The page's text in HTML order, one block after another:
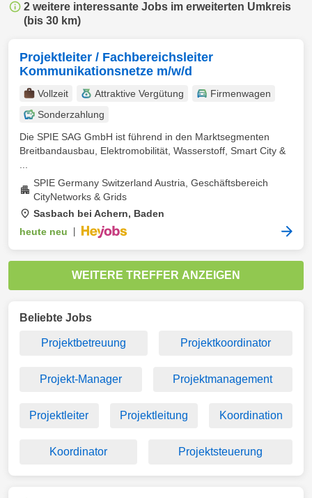
2 weitere interessante Jobs im erweiterten Umkreis
(bis 30 km)
Projektleiter / Fachbereichsleiter
Kommunikationsnetze m/w/d
Vollzeit Attraktive Vergütung
Firmenwagen
Sonderzahlung
Die SPIE SAG GmbH ist führend in den Marktsegmenten
Breitbandausbau, Elektromobilität, Wasserstoff, Smart City &
SPIE Germany Switzerland Austria, Geschäftsbereich
CityNetworks & Grids
Sasbach bei Achern, Baden
heute neu
WEITERE TREFFER ANZEIGEN
Beliebte Jobs
Projektbetreuung Projektkoordinator
Projekt-Manager Projektmanagement
Projektleiter Projektleitung Koordination
Koordinator Projektsteuerung